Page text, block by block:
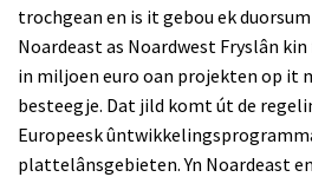
trochgean en is it gebou ek
Noardeast as Noardwest Fryslân
in miljoen euro oan projekten op it
besteegje. Dat jild komt út de
Europeesk
plattelânsgebieten. Yn Noardeast